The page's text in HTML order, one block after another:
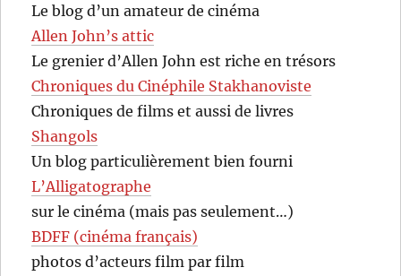
Le blog d’un amateur de cinéma
Allen John’s attic
Le grenier d’Allen John est riche en trésors
Chroniques du Cinéphile Stakhanoviste
Chroniques de films et aussi de livres
Shangols
Un blog particulièrement bien fourni
L’Alligatographe
sur le cinéma (mais pas seulement…)
BDFF (cinéma français)
photos d’acteurs film par film